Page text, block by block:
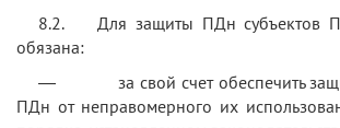
8.2. Для защиты ПДн субъектов
обязана:
— за свой счет обеспечить
ПДн от неправомерного их